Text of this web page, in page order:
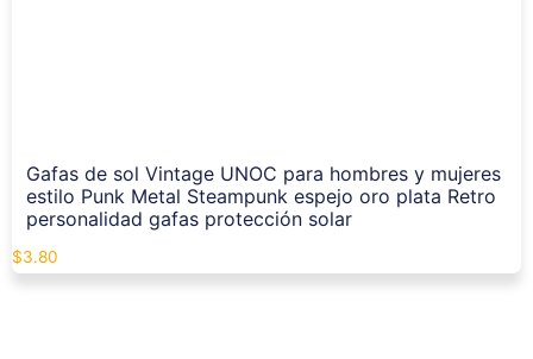
Gafas de sol Vintage UNOC para hombres y mujeres
estilo Punk Metal Steampunk espejo oro plata Retro
personalidad gafas protección solar
$3.80